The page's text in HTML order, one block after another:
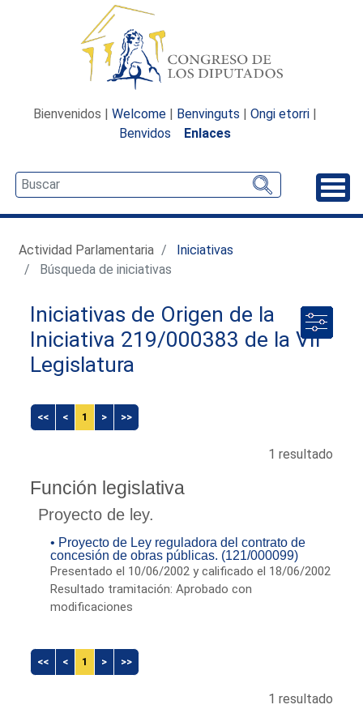
Bienvenidos | Welcome | Benvinguts | Ongi etorri |
Benvidos
Enlaces
Actividad Parlamentaria
Iniciativas
Búsqueda de iniciativas
Iniciativas de Origen de la
Iniciativa 219/000383 de la VII
Legislatura
<< < 1 > >>
1 resultado
Función legislativa
Proyecto de ley.
• Proyecto de Ley reguladora del contrato de
concesión de obras públicas. (121/000099)
Presentado el 10/06/2002 y calificado el 18/06/2002
Resultado tramitación: Aprobado con
modificaciones
<< < 1 > >>
1 resultado